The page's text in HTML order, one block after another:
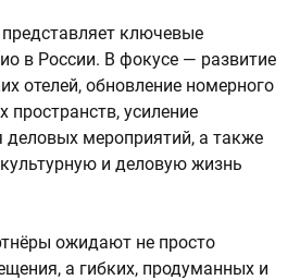
ключевые
в России. В фокусе — развитие
отелей, обновление номерного
усиление
деловых мероприятий, а также
культурную и деловую жизнь
ожидают не просто
а гибких, продуманных и